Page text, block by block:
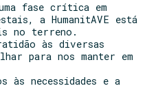
fase crítica em
a HumanitAVE está
no terreno.
às diversas
para nos manter em
às necessidades e a